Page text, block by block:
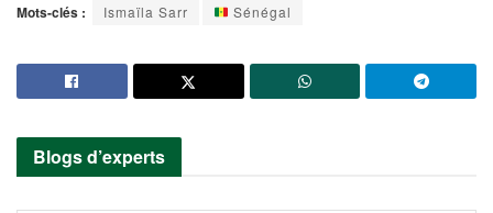
Mots-clés : Ismaïla Sarr Sénégal
Blogs d’experts